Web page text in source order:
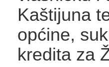
Kaštijuna
općine,
kredita za